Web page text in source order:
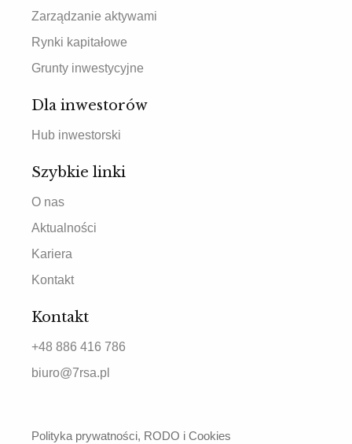
Zarządzanie aktywami
Rynki kapitałowe
Grunty inwestycyjne
Dla inwestorów
Hub inwestorski
Szybkie linki
O nas
Aktualności
Kariera
Kontakt
Kontakt
+48 886 416 786
biuro@7rsa.pl
Polityka prywatności, RODO i Cookies